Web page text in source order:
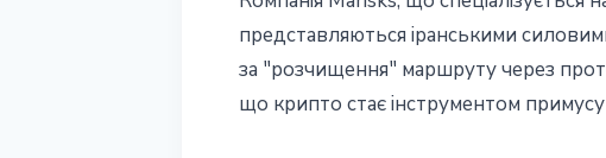
представляються іранськими
за "розчищення" маршруту через
що крипто стає інструментом примусу